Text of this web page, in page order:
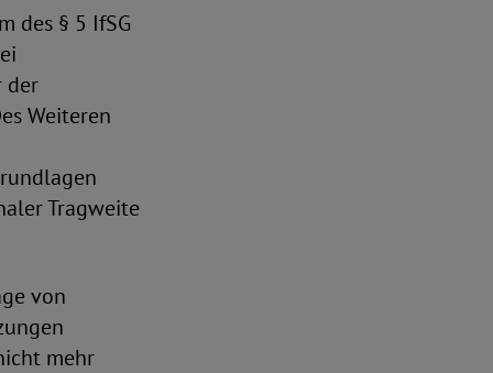
des § 5 IfSG
der
Weiteren
Tragweite
von
mehr